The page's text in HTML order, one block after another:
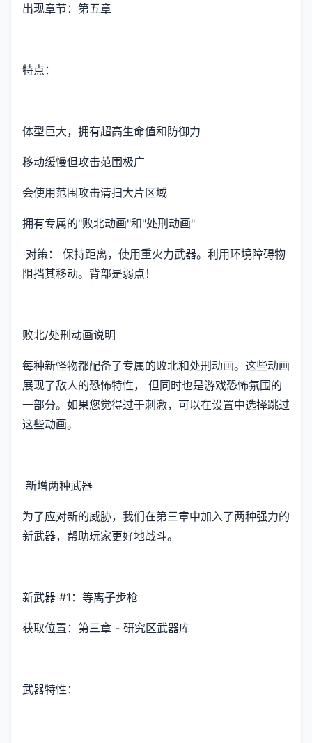
出现章节：第五章
特点：
体型巨大，拥有超高生命值和防御力
移动缓慢但攻击范围极广
会使用范围攻击清扫大片区域
拥有专属的"败北动画"和"处刑动画"
对策： 保持距离，使用重火力武器。利用环境障碍物
阻挡其移动。背部是弱点！
败北/处刑动画说明
每种新怪物都配备了专属的败北和处刑动画。这些动画
展现了敌人的恐怖特性， 但同时也是游戏恐怖氛围的
一部分。如果您觉得过于刺激，可以在设置中选择跳过
这些动画。
新增两种武器
为了应对新的威胁，我们在第三章中加入了两种强力的
新武器，帮助玩家更好地战斗。
新武器 #1：等离子步枪
获取位置：第三章 - 研究区武器库
武器特性：